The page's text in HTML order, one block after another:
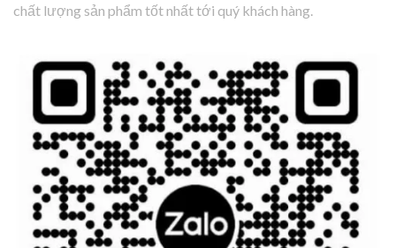
chất lượng sản phẩm tốt nhất tới quý khách hàng.